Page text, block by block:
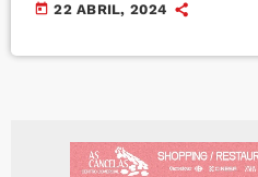
today 22 ABRIL, 2024